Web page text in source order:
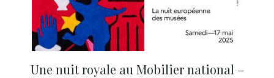
Une nuit royale au Mobilier national –